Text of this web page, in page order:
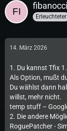
fibanocci
Erleuchteter
14. März 2026
1. Du kannst Tfix
Als Option, mußt
Du wählst dann
willst, mehr nicht.
temp stuff –
2. Die andere
RoguePatcher -